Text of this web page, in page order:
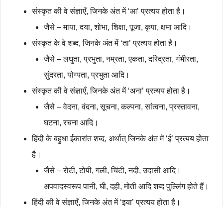
संस्कृत की वे संज्ञाएँ, जिनके अंत में ‘आ’ प्रत्यय होता है।
जैसे – माया, दया, शोभा, शिक्षा, पूजा, कृपा, क्षमा आदि।
संस्कृत के वे शब्द, जिनके अंत में ‘ता’ प्रत्यय होता है।
जैसे – लघुता, प्रभुता, नम्रता, एकता, दरिद्रता, गंभीरता,
सुंदरता, योग्यता, प्रभुता आदि।
संस्कृत की वे संज्ञाएँ, जिनके अंत में ‘अना’ प्रत्यय होता है।
जैसे – वेदना, वंदना, सूचना, कल्पना, सांत्वना, प्रस्तावना,
घटना, रचना आदि।
हिंदी के बहुधा ईकारांत शब्द, अर्थात् जिनके अंत में ‘ई’ प्रत्यय होता
है।
जैसे – रोटी, टोपी, गली, चिंटी, नदी, उदासी आदि।
अपवादस्वरूप पानी, घी, दही, मोती आदि शब्द पुल्लिंग होते हैं।
हिंदी की वे संज्ञाएँ, जिनके अंत में ‘इया’ प्रत्यय होता है।